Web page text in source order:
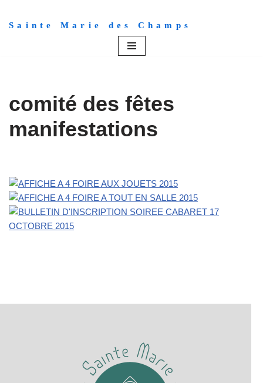
Aller
Sainte Marie des Champs
comité des fêtes
manifestations